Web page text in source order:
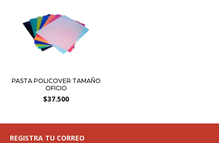
PASTA POLICOVER TAMAÑO
OFICIO
$37.500
REGISTRA TU CORREO